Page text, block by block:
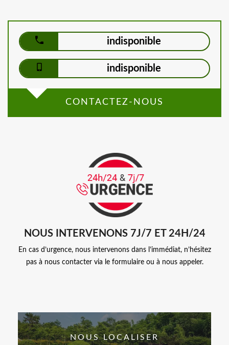
indisponible
indisponible
CONTACTEZ-NOUS
NOUS INTERVENONS 7J/7 ET 24H/24
En cas d’urgence, nous intervenons dans l’immédiat, n’hésitez
pas à nous contacter via le formulaire ou à nous appeler.
NOUS LOCALISER